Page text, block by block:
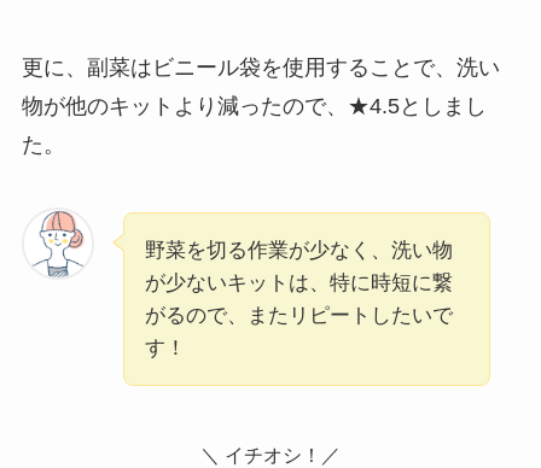
更に、副菜はビニール袋を使用することで、洗い
物が他のキットより減ったので、★4.5としまし
た。
野菜を切る作業が少なく、洗い物
が少ないキットは、特に時短に繋
がるので、またリピートしたいで
す！
＼ イチオシ！／